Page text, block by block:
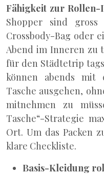
Fähigkeit zur
Shopper sind
Crossbody-Bag oder
Abend im Inneren zu
für den Städtetrip
können abends mit
Tasche ausgehen,
mitnehmen zu
Tasche“-Strategie
Ort. Um das Packen
klare Checkliste.
Basis-Kleidung